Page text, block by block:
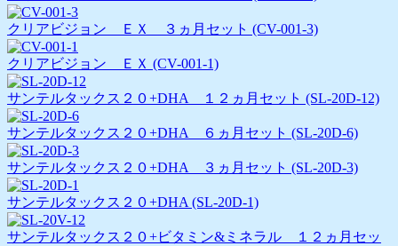
クリアビジョン ＥＸ ３ヵ月セット (CV-001-3)
クリアビジョン ＥＸ (CV-001-1)
サンテルタックス２０+DHA １２ヵ月セット (SL-20D-12)
サンテルタックス２０+DHA ６ヵ月セット (SL-20D-6)
サンテルタックス２０+DHA ３ヵ月セット (SL-20D-3)
サンテルタックス２０+DHA (SL-20D-1)
サンテルタックス２０+ビタミン&ミネラル １２ヵ月セッ